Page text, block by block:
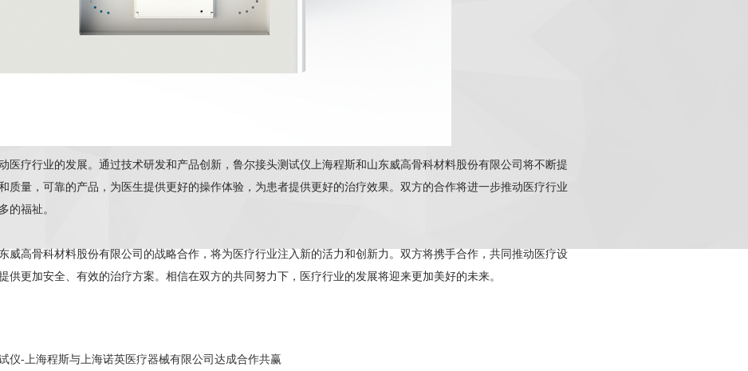
医疗行业的发展。通过技术研发和产品创新，鲁尔接头测试仪上海程斯和山东威高骨科材料股份有限公司将不断提
质量，可靠的产品，为医生提供更好的操作体验，为患者提供更好的治疗效果。双方的合作将进一步推动医疗行业
的福祉。
威高骨科材料股份有限公司的战略合作，将为医疗行业注入新的活力和创新力。双方将携手合作，共同推动医疗设
供更加安全、有效的治疗方案。相信在双方的共同努力下，医疗行业的发展将迎来更加美好的未来。
仪-上海程斯与上海诺英医疗器械有限公司达成合作共赢